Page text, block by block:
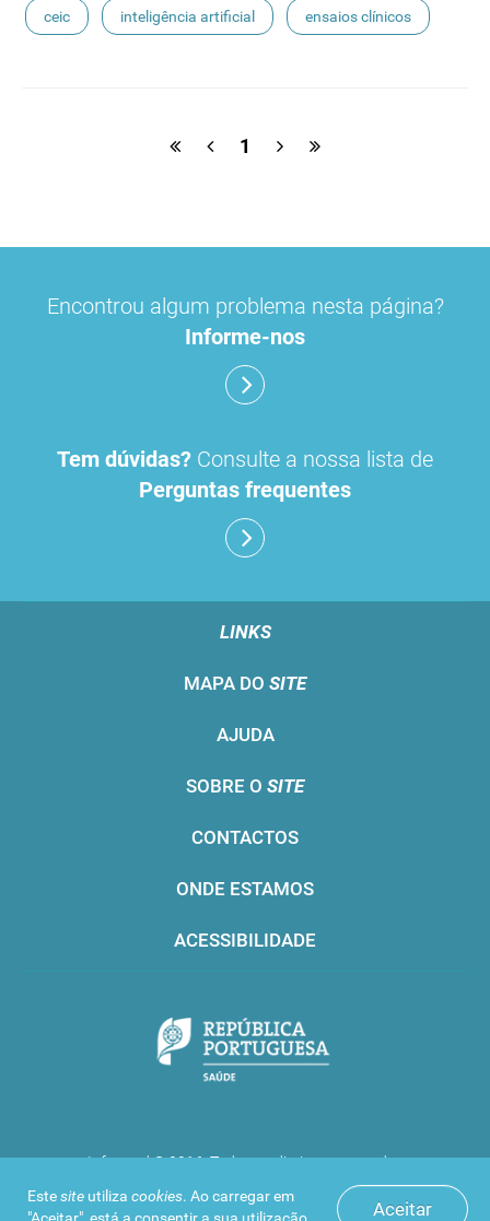
ceic inteligência artificial ensaios clínicos
1
Aceitar
Estesite utiliza cookies. Ao carregar em
Encontrou algum problema nesta página?
Informe-nos
Tem dúvidas? Consulte a nossa lista de
Perguntas frequentes
LINKS
MAPA DO SITE
AJUDA
SOBRE O SITE
CONTACTOS
ONDE ESTAMOS
ACESSIBILIDADE
Infarmed © 2016. Todos os direitos reservados